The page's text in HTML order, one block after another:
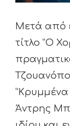
Μετά από
τίτλο ”Ο
Άντρης